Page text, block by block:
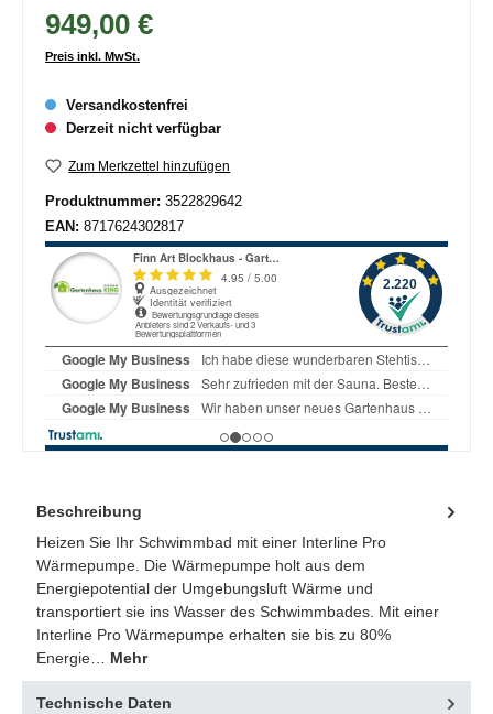
949,00 €
Preis inkl. MwSt.
Versandkostenfrei
Derzeit nicht verfügbar
Zum Merkzettel hinzufügen
Produktnummer: 3522829642
EAN: 8717624302817
Beschreibung
Heizen Sie Ihr Schwimmbad mit einer Interline Pro
Wärmepumpe. Die Wärmepumpe holt aus dem
Energiepotential der Umgebungsluft Wärme und
transportiert sie ins Wasser des Schwimmbades. Mit einer
Interline Pro Wärmepumpe erhalten sie bis zu 80%
Energie… Mehr
Technische Daten